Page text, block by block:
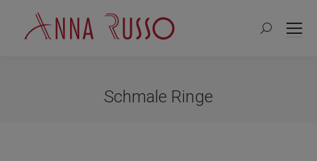
Search:
Schmale Ringe